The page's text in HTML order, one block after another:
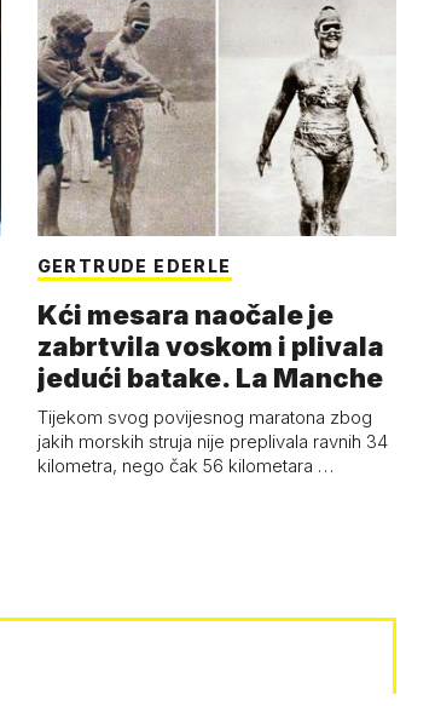
GERTRUDE EDERLE
Kći mesara naočale je
zabrtvila voskom i plivala
jedući batake. La Manche
Tijekom svog povijesnog maratona zbog
jakih morskih struja nije preplivala ravnih 34
kilometra, nego čak 56 kilometara …